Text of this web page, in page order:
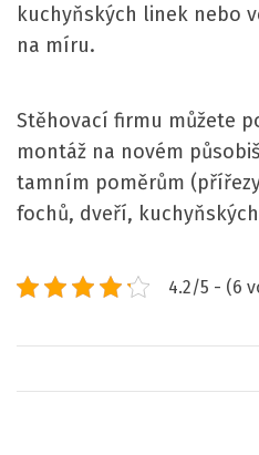
kuchyňských linek nebo
na míru.
Stěhovací firmu můžete
montáž na novém
tamním poměrům
fochů, dveří,
4.2/5 - (6